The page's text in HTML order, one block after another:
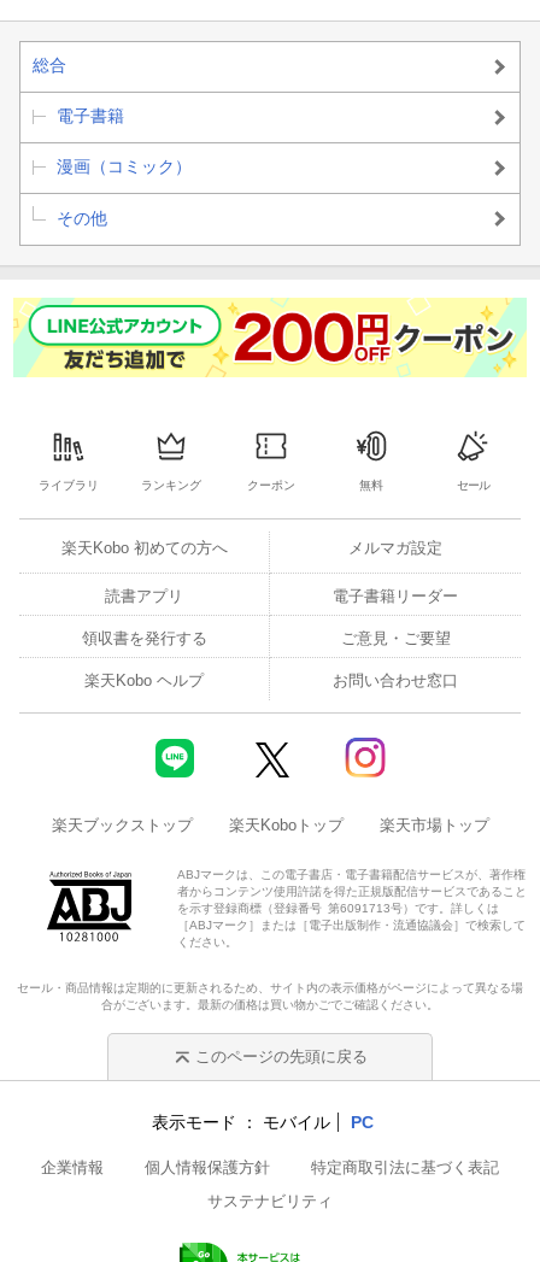
総合
電子書籍
漫画（コミック）
その他
ライブラリ ランキング クーポン 無料 セール
楽天Kobo 初めての方へ メルマガ設定
読書アプリ 電子書籍リーダー
領収書を発行する ご意見・ご要望
楽天Kobo ヘルプ お問い合わせ窓口
楽天ブックストップ 楽天Koboトップ 楽天市場トップ
ABJマークは、この電子書店・電子書籍配信サービスが、著作権
者からコンテンツ使用許諾を得た正規版配信サービスであること
を示す登録商標（登録番号 第6091713号）です。詳しくは
［ABJマーク］または［電子出版制作・流通協議会］で検索して
ください。
セール・商品情報は定期的に更新されるため、サイト内の表示価格がページによって異なる場
合がございます。最新の価格は買い物かごでご確認ください。
このページの先頭に戻る
表示モード モバイル PC
企業情報 個人情報保護方針
特定商取引法に基づく表記
サステナビリティ